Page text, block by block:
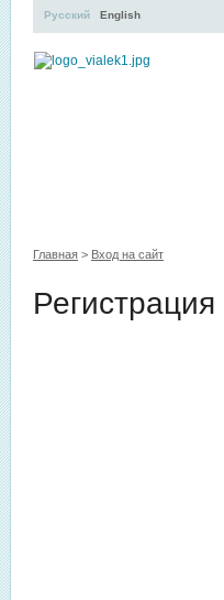
Русский English
Главная > Вход на сайт